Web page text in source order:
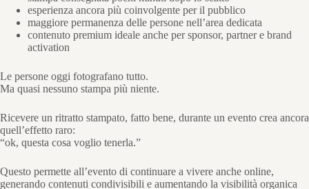
esperienza ancora più coinvolgente per il pubblico
maggiore permanenza delle persone nell’area dedicata
contenuto premium ideale anche per sponsor, partner e brand
activation
Le persone oggi fotografano tutto.
Ma quasi nessuno stampa più niente.
Ricevere un ritratto stampato, fatto bene, durante un evento crea ancora
quell’effetto raro:
“ok, questa cosa voglio tenerla.”
Questo permette all’evento di continuare a vivere anche online,
generando contenuti condivisibili e aumentando la visibilità organica